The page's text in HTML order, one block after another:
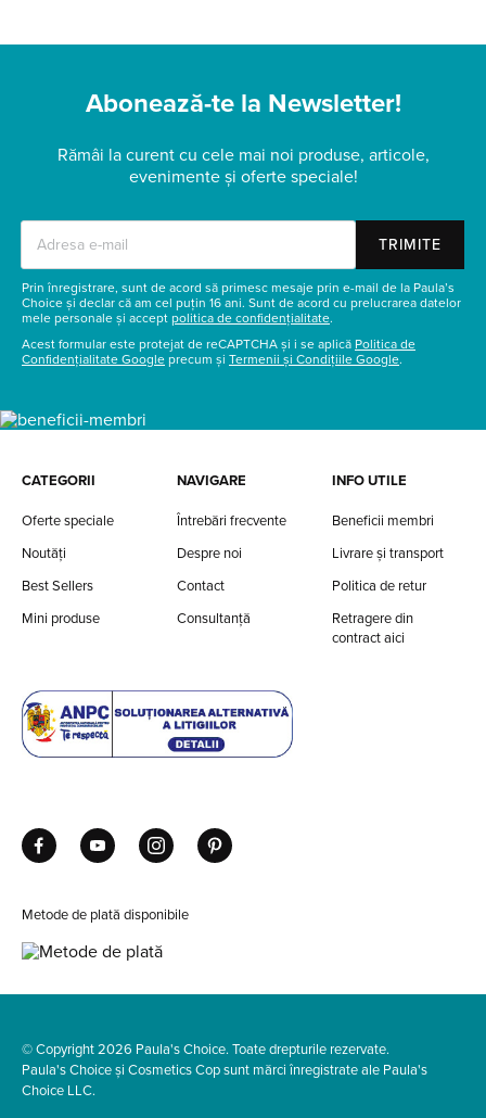
Abonează-te la Newsletter!
Rămâi la curent cu cele mai noi produse, articole,
evenimente și oferte speciale!
TRIMITE
Prin înregistrare, sunt de acord să primesc mesaje prin e-mail de la Paula’s
Choice și declar că am cel puțin 16 ani. Sunt de acord cu prelucrarea datelor
mele personale și accept politica de confidențialitate.
Acest formular este protejat de reCAPTCHA și i se aplică Politica de
Confidențialitate Google precum și Termenii și Condițiile Google.
CATEGORII
Oferte speciale
Noutăți
Best Sellers
Mini produse
NAVIGARE
Întrebări frecvente
Despre noi
Contact
Consultanță
INFO UTILE
Beneficii membri
Livrare și transport
Politica de retur
Retragere din
contract aici
Metode de plată disponibile
© Copyright 2026 Paula's Choice. Toate drepturile rezervate.
Paula's Choice și Cosmetics Cop sunt mărci înregistrate ale Paula's
Choice LLC.